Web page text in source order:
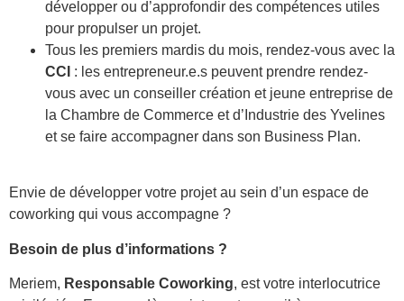
développer ou d’approfondir des compétences utiles
pour propulser un projet.
Tous les premiers mardis du mois, rendez-vous avec la
CCI : les entrepreneur.e.s peuvent prendre rendez-
vous avec un conseiller création et jeune entreprise de
la Chambre de Commerce et d’Industrie des Yvelines
et se faire accompagner dans son Business Plan.
Envie de développer votre projet au sein d’un espace de
coworking qui vous accompagne ?
Besoin de plus d’informations ?
Meriem, Responsable Coworking, est votre interlocutrice